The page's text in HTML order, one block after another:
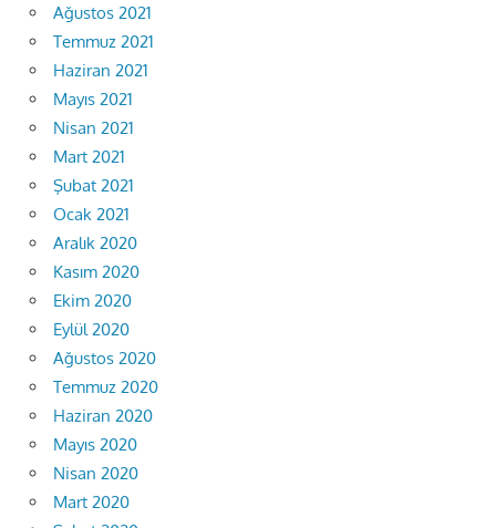
Ağustos 2021
Temmuz 2021
Haziran 2021
Mayıs 2021
Nisan 2021
Mart 2021
Şubat 2021
Ocak 2021
Aralık 2020
Kasım 2020
Ekim 2020
Eylül 2020
Ağustos 2020
Temmuz 2020
Haziran 2020
Mayıs 2020
Nisan 2020
Mart 2020